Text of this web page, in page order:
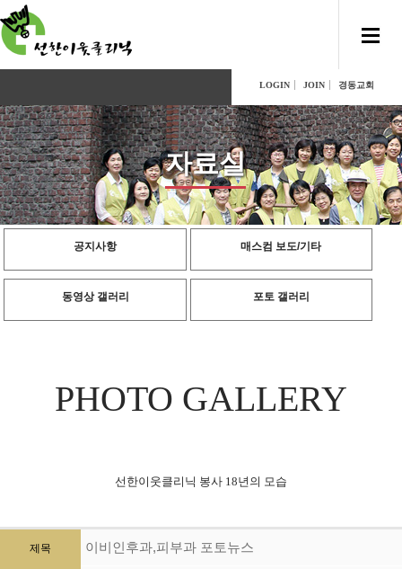
LOGIN JOIN 경동교회
자료실
공지사항 매스컴 보도/기타
동영상 갤러리 포토 갤러리
PHOTO GALLERY
선한이웃클리닉 봉사 18년의 모습
제목 이비인후과,피부과 포토뉴스